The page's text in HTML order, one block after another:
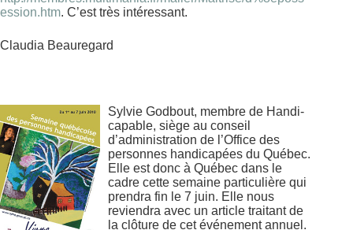
ession.htm. C’est très intéressant.
Claudia Beauregard
Sylvie Godbout, membre de Handi-
capable, siège au conseil
d’administration de l’Office des
personnes handicapées du Québec.
Elle est donc à Québec dans le
cadre cette semaine particulière qui
prendra fin le 7 juin. Elle nous
reviendra avec un article traitant de
la clôture de cet événement annuel.